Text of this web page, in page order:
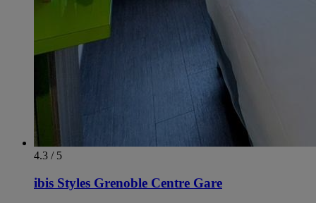
4.3 / 5
ibis Styles Grenoble Centre Gare